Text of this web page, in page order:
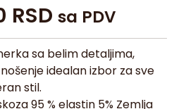
RSD sa PDV
sa belim detaljima,
idealan izbor za sve
stil.
95 % elastin 5% Zemlja